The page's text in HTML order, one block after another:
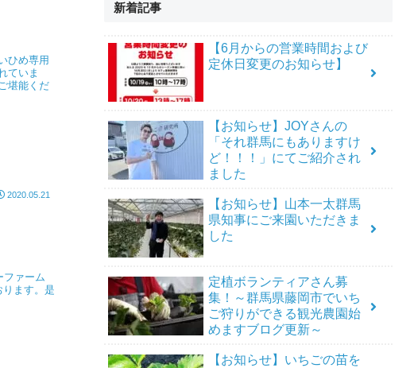
ひめ専用
ていま
堪能くだ
2020.05.21
ファーム
ます。是
新着記事
【6月からの営業時間および
定休日変更のお知らせ】
【お知らせ】JOYさんの
「それ群馬にもありますけ
ど！！！」にてご紹介され
ました
【お知らせ】山本一太群馬
県知事にご来園いただきま
した
定植ボランティアさん募
集！～群馬県藤岡市でいち
ご狩りができる観光農園始
めますブログ更新～
【お知らせ】いちごの苗を